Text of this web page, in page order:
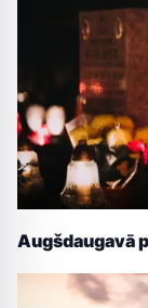
Augšdaugavā